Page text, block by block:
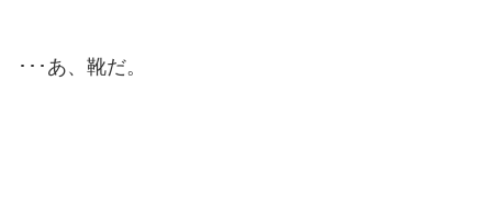
･･･あ、靴だ。